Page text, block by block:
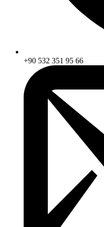
+90 532 351 95 66